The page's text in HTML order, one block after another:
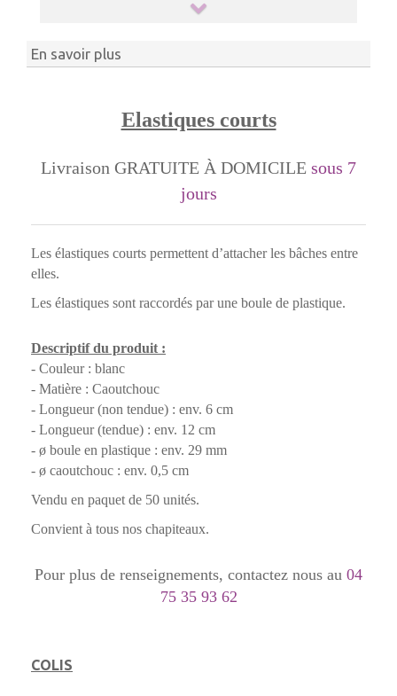
En savoir plus
Elastiques courts
Livraison GRATUITE À DOMICILE sous 7
jours
Les élastiques courts permettent d’attacher les bâches entre
elles.
Les élastiques sont raccordés par une boule de plastique.
Descriptif du produit :
- Couleur : blanc
- Matière : Caoutchouc
- Longueur (non tendue) : env. 6 cm
- Longueur (tendue) : env. 12 cm
- ø boule en plastique : env. 29 mm
- ø caoutchouc : env. 0,5 cm
Vendu en paquet de 50 unités.
Convient à tous nos chapiteaux.
Pour plus de renseignements, contactez nous au 04
75 35 93 62
COLIS